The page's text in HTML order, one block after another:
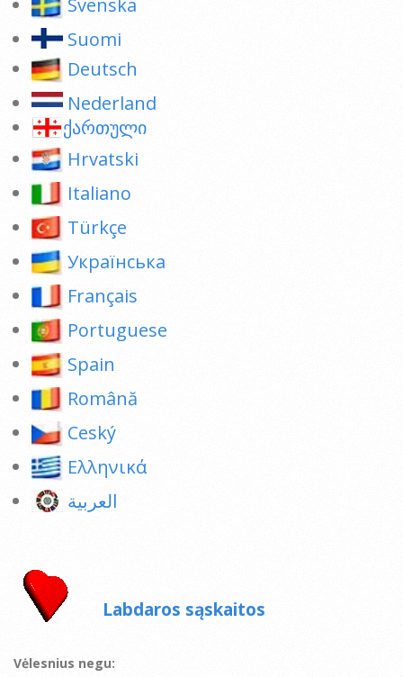
Suomi
Deutsch
Nederland
ქართული
Hrvatski
Italiano
Türkçe
Українська
Français
Portuguese
Spain
Română
Ceský
Ελληνικά
العربية
Labdaros sąskaitos
Vėlesnius negu: